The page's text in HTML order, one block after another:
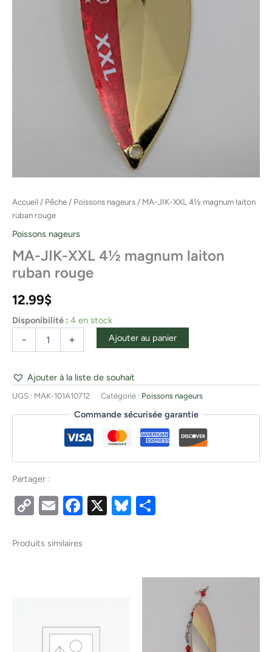
Accueil / Pêche / Poissons nageurs / MA-JIK-XXL 4½ magnum laiton
ruban rouge
Poissons nageurs
MA-JIK-XXL 4½ magnum laiton
ruban rouge
12.99$
Disponibilité : 4 en stock
- + Ajouter au panier
Ajouter à la liste de souhait
UGS : MAK-101A10712 Catégorie : Poissons nageurs
Commande sécurisée garantie
Partager :
CopyEmailFacebook
X Bluesky
Produits similaires